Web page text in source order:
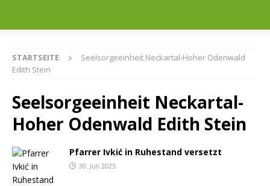
STARTSEITE
Seelsorgeeinheit Neckartal-Hoher Odenwald
Edith Stein
Seelsorgeeinheit Neckartal-
Hoher Odenwald Edith Stein
Pfarrer Ivkić in Ruhestand versetzt
30. Juli 2025